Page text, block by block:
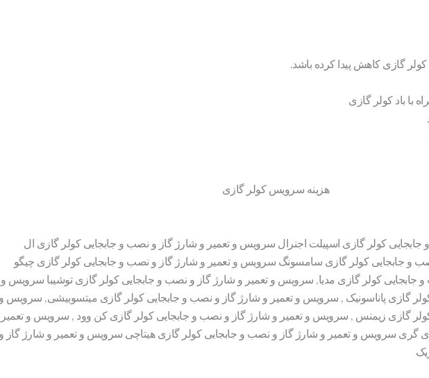
گازی کاهش پیدا کرده باشد.
با باد کولر گازی
جابجاییکولر گازی اسپیلت اجنرال سرویس و تعمیر و شارژ گاز و نصب و جابجاییکولر گازی ال
و جابجاییکولر گازی سامسونگ سرویس و تعمیر و شارژ گاز و نصب و جابجاییکولر گازی چیگو
و جابجاییکولر گازی مدیا, سرویس و تعمیر و شارژ گاز و نصب و جابجاییکولر گازی توشیبا سرویس و
گازی پاناسونیک , سرویس و تعمیر و شارژ گاز و نصب و جابجاییکولر گازی میتسوبیشی, سرویس و
گازی زیمنس , سرویس و تعمیر و شارژ گاز و نصب و جابجاییکولر گازی کن وود , سرویس و
گری سرویس و تعمیر و شارژ گاز و نصب و جابجاییکولر گازی هیتاچی سرویس و تعمیر و شارژ گاز و